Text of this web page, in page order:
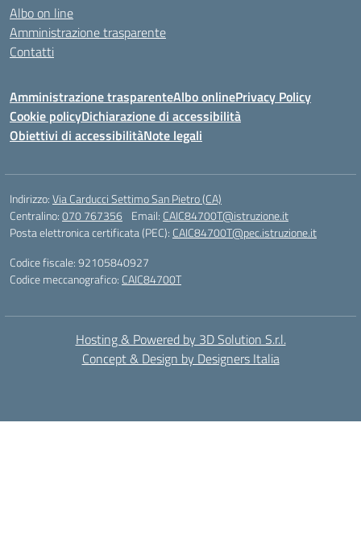
Albo on line
Amministrazione trasparente
Contatti
Amministrazione trasparenteAlbo onlinePrivacy Policy
Cookie policyDichiarazione di accessibilità
Obiettivi di accessibilitàNote legali
Indirizzo:Via Carducci Settimo San Pietro (CA)
Centralino:070 767356 Email: CAIC84700T@istruzione.it
Posta elettronica certificata (PEC): CAIC84700T@pec.istruzione.it
Codice fiscale: 92105840927
Codice meccanografico: CAIC84700T
Hosting & Powered by 3D Solution S.r.l.
Concept & Design by Designers Italia